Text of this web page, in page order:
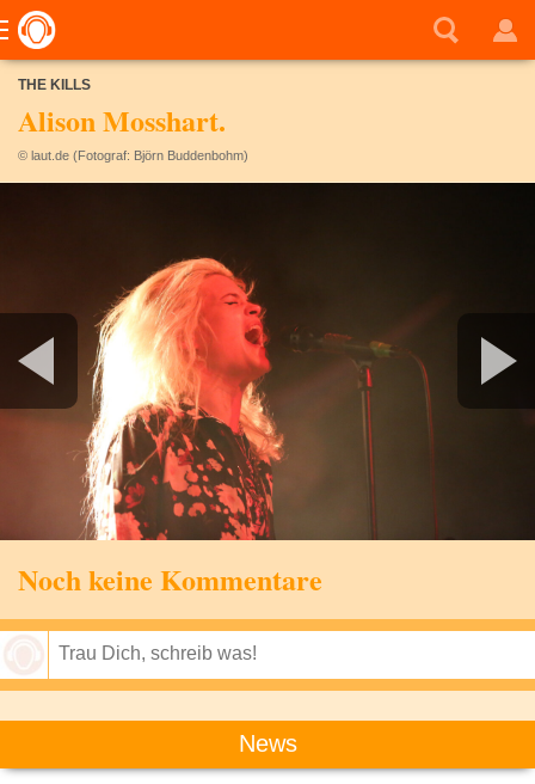
THE KILLS
Alison Mosshart.
© laut.de (Fotograf: Björn Buddenbohm)
Noch keine Kommentare
News